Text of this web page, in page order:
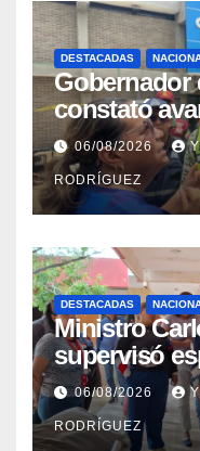
DESTACADAS
Gobernador
constató
Catia la Mar
06/08/2026
RODRÍGUEZ
DESTACADAS
Ministro
supervisó
en La Guaira
06/08/2026
RODRÍGUEZ